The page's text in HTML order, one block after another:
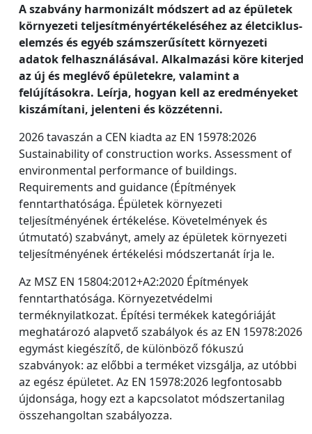
A szabvány harmonizált módszert ad az épületek
környezeti teljesítményértékeléséhez az életciklus-
elemzés és egyéb számszerűsített környezeti
adatok felhasználásával. Alkalmazási köre kiterjed
az új és meglévő épületekre, valamint a
felújításokra. Leírja, hogyan kell az eredményeket
kiszámítani, jelenteni és közzétenni.
2026 tavaszán a CEN kiadta az EN 15978:2026
Sustainability of construction works. Assessment of
environmental performance of buildings.
Requirements and guidance (Építmények
fenntarthatósága. Épületek környezeti
teljesítményének értékelése. Követelmények és
útmutató) szabványt, amely az épületek környezeti
teljesítményének értékelési módszertanát írja le.
Az MSZ EN 15804:2012+A2:2020 Építmények
fenntarthatósága. Környezetvédelmi
terméknyilatkozat. Építési termékek kategóriáját
meghatározó alapvető szabályok és az EN 15978:2026
egymást kiegészítő, de különböző fókuszú
szabványok: az előbbi a terméket vizsgálja, az utóbbi
az egész épületet. Az EN 15978:2026 legfontosabb
újdonsága, hogy ezt a kapcsolatot módszertanilag
összehangoltan szabályozza.